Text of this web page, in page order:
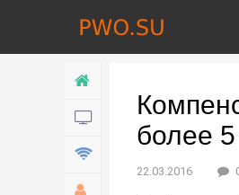
Новости
более
22.03.2016